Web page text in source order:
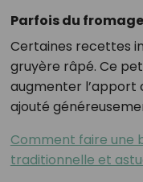
Parfois du
Certaines recettes
gruyère râpé. Ce
augmenter l’apport
ajouté
Comment faire une
traditionnelle et